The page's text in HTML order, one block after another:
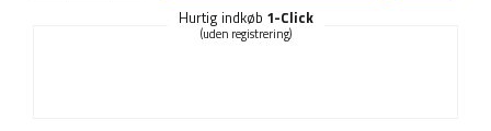
Hurtig indkøb 1-Click
(uden registrering)